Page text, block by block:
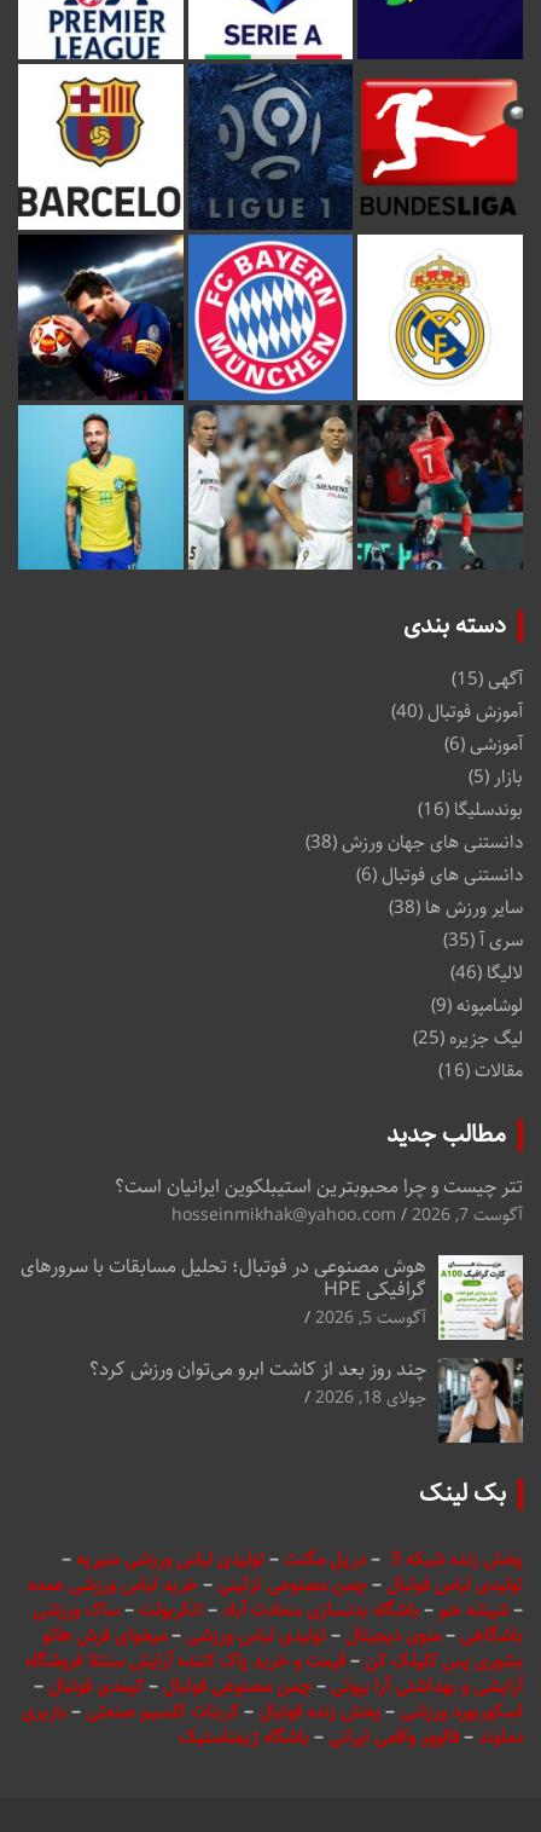
دسته بندی
آگهی(15)
آموزش فوتبال (40)
آموزشی(6)
بازار (5)
بوندسلیگا (16)
دانستنی های جهان ورزش(38)
دانستنی های فوتبال (6)
سایر ورزش ها (38)
سری آ(35)
لالیگا (46)
لوشامپونه(9)
لیگ جزیره (25)
مقالات(16)
مطالب جدید
تتر چیست و چرا محبوبترین استیبلکوین ایرانیان است؟
آگوست 7, 2026 hosseinmikhak@yahoo.com
هوش مصنوعی در فوتبال؛ تحلیل مسابقات با سرورهای
گرافیکی HPE
آگوست 5, 2026
چند روز بعد از کاشت ابرو می‌توان ورزش کرد؟
جولای 18, 2026
بک لینک
پخش زنده شبکه 3 –دریل مگنت–تولیدی لباس ورزشی منیریه–
تولیدی لباس فوتبال –چمن مصنوعی تزئینی –خرید لباس ورزشی عمده
–شیشه خم–باشگاه بدنسازی سعادت آباد – انکربولت–ساک ورزشی
باشگاهی –منوی دیجیتال –تولیدی لباس ورزشی –میخوای فرش هاتو
بشوری پس کلیلک کن –قیمت و خرید پاک کننده آرایش سنتلا فروشگاه
آرایشی و بهداشتی آرا بیوتی –چمن مصنوعی فوتبال –کیمدی فوتبال –
اسکوربورد ورزشی –پخش زنده فوتبال –کربنات کلسیم صنعتی –باربری
دماوند–فالوور واقعی ایرانی –باشگاه ژیمناستیک